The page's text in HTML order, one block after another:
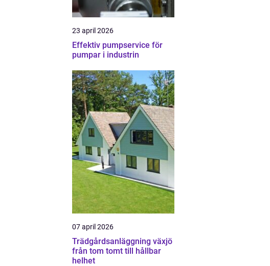
23 april 2026
Effektiv pumpservice för
pumpar i industrin
07 april 2026
Trädgårdsanläggning växjö
från tom tomt till hållbar
helhet